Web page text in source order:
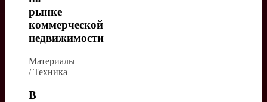
рынке
коммерческой
недвижимости
Материалы
/ Техника
В